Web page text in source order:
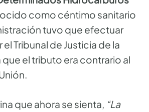
como céntimo sanitario
tuvo que efectuar
Tribunal de Justicia de la
que el tributo era contrario al
que ahora se sienta, “La